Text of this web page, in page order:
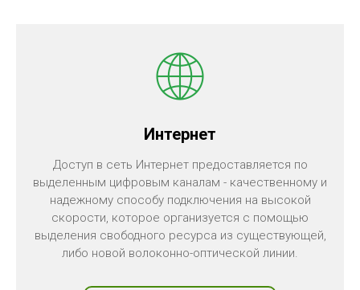
Интернет
Доступ в сеть Интернет предоставляется по
выделенным цифровым каналам - качественному и
надежному способу подключения на высокой
скорости, которое организуется с помощью
выделения свободного ресурса из существующей,
либо новой волоконно-оптической линии.